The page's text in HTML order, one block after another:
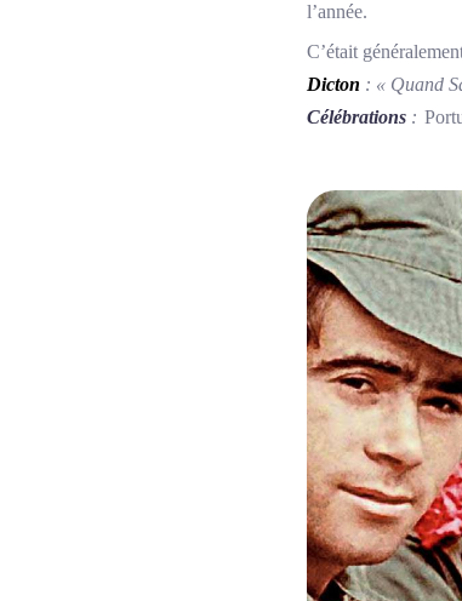
l’année.
C’était
Dicton : « Quand
Célébrations :